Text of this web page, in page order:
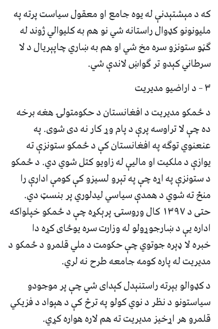
که د مېشتېدنې له یوه جامع او معقول سیاست پرته په
ملیونونو کډوال راستانه شي نو هم به کلیوالي ژوند له
ګڼو ستونزو سره مخ شي او هم به ښاري چاپېریال د لا
سرطاني کېدو تر ګواښ لاندې شي.
۳ – د اراضیو مدیریت
د ځمکو مدیریت د افغانستان د حکومتولۍ هغه برخه
ده چې لا تراوسه پرې د پام وړ کار نه دی شوی. په
عنعنوي توګه په افغانستان کې د ځمکو ستونزې ته
یوازې د ملکیت او مالیې له زاویو کتل شوي دي. د ځمکو
د ستونزې په اړه چې په تېرو لسیزو کې کومې ادارې را
منځ ته شوي د همدې سیاسي لیدلوري پر بنسټ دي.
حتی د ۱۳۹۷ کال وروستۍ پرېکړه چې د ځمکو خپلواکه
اداره یې د ښارجوړولو له وزارت سره یوځای کړه دا
خبره لا ډېره جوتوي چې حکومت د ملي قلمرو د ځمکو د
مدیریت له پاره کومه جامعه طرح نه لري.
د کډوالو بېرته راستنېدل کېدای شي چې پر موجودو
سیاستونو د نظر د نوي کولو په ترڅ کې د هېواد د فزیکي
قلمرو هر اړخیز مدیریت ته هم لاره هواره کړي.